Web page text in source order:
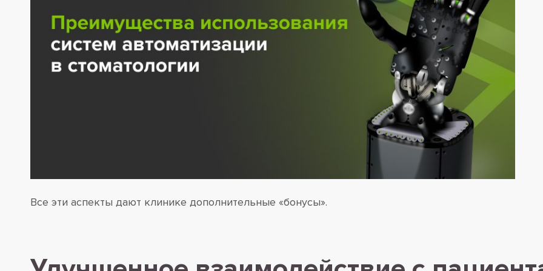
Все эти аспекты дают клинике дополнительные «бонусы».